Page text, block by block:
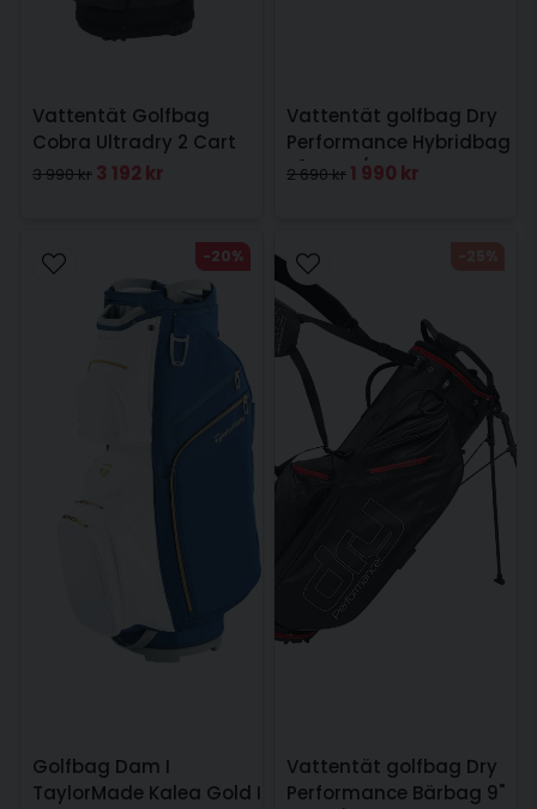
Vattentät Golfbag
Cobra Ultradry 2 Cart
Svart
3 990 kr 3 192 kr
Vattentät golfbag Dry
Performance Hybridbag
9" Svart/Röd
2 690 kr 1 990 kr
Golfbag Dam I
TaylorMade Kalea Gold I
-20%
Vattentät golfbag Dry
Performance Bärbag 9"